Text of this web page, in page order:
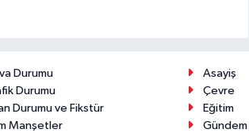
Durumu
Durumu
Durumu ve Fikstür
Manşetler
Asayiş
Çevre
Eğitim
Gündem